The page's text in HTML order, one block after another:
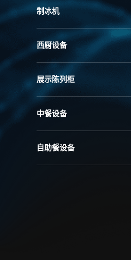
制冰机
西厨设备
展示陈列柜
中餐设备
自助餐设备